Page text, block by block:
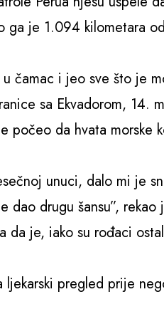
ga je 1.094 kilometara
čamac i jeo sve što je
sa Ekvadorom, 14.
počeo da hvata morske
unuci, dalo mi je
dao drugu šansu”, rekao
da je, iako su rođaci
ljekarski pregled prije